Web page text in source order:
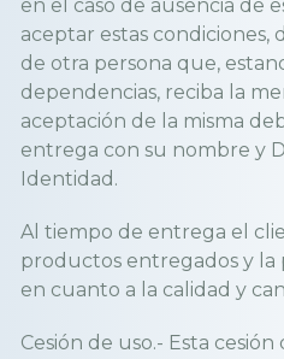
en el caso de ausencia de
aceptar estas condiciones,
de otra persona que,
dependencias, reciba la
aceptación de la misma
entrega con su nombre y
Identidad.
Al tiempo de entrega el
productos entregados y la
en cuanto a la calidad y
Cesión de uso.- Esta